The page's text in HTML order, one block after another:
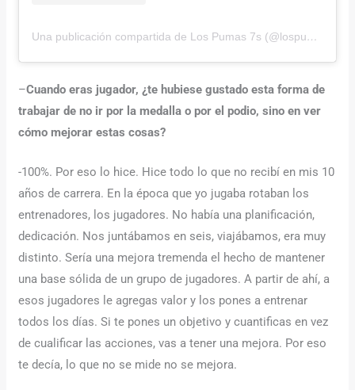
Una publicación compartida de Los Pumas 7s (@lospumas7s)
–Cuando eras jugador, ¿te hubiese gustado esta forma de
trabajar de no ir por la medalla o por el podio, sino en ver
cómo mejorar estas cosas?
-100%. Por eso lo hice. Hice todo lo que no recibí en mis 10
años de carrera. En la época que yo jugaba rotaban los
entrenadores, los jugadores. No había una planificación,
dedicación. Nos juntábamos en seis, viajábamos, era muy
distinto. Sería una mejora tremenda el hecho de mantener
una base sólida de un grupo de jugadores. A partir de ahí, a
esos jugadores le agregas valor y los pones a entrenar
todos los días. Si te pones un objetivo y cuantificas en vez
de cualificar las acciones, vas a tener una mejora. Por eso
te decía, lo que no se mide no se mejora.